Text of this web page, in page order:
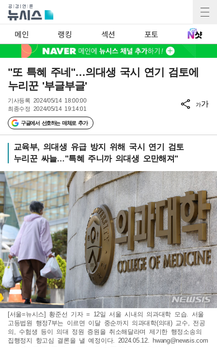
메인 랭킹 섹션 포토
"또 특혜 주네"…의대생 국시 연기 검토에
누리꾼 '부글부글'
기사등록 2024/05/14 18:00:00
최종수정 2024/05/14 19:14:01
구글에서 선호하는 매체로 추가
가가
교육부, 의대생 유급 방지 위해 국시 연기 검토
누리꾼 싸늘…"특혜 주니까 의대생 오만해져"
[서울=뉴시스] 황준선 기자 = 12일 서울 시내의 의과대학 모습. 서울
고등법원 행정7부는 이르면 이달 중순까지 의과대학(의대) 교수, 전공
의, 수험생 등이 의대 정원 증원을 취소해달라며 제기한 행정소송의
집행정지 항고심 결론을 낼 예정이다. 2024.05.12. hwang@newsis.com